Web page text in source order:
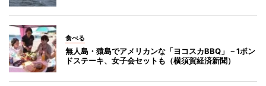
食べる
無人島・猿島でアメリカンな「ヨコスカBBQ」－1ポン
ドステーキ、女子会セットも（横須賀経済新聞）